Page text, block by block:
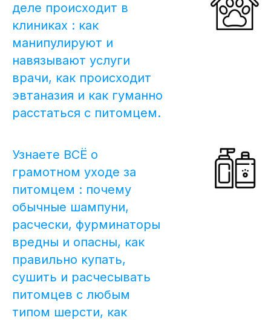
деле происходит в
клиниках : как
манипулируют и
навязывают услуги
врачи, как происходит
эвтаназия и как гуманно
расстаться с питомцем.
Узнаете ВСЁ о
грамотном уходе за
питомцем : почему
обычные шампуни,
расчески, фурминаторы
вредны и опасны, как
правильно купать,
сушить и расчесывать
питомцев с любым
типом шерсти, как